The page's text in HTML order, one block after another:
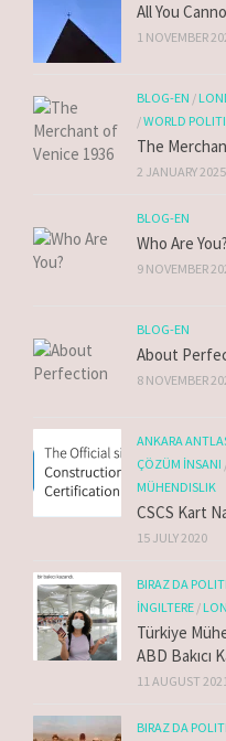
All You
1 NOVEMBER
BLOG-EN /
/WORLD
The
2 JANUARY 2025
BLOG-EN
Who Are You?
9 NOVEMBER
BLOG-EN
About
8 NOVEMBER
ANKARA
ÇÖZÜM İNSANI
MÜHENDISLIK
CSCS Kart
15 JULY 2020
BIRAZ DA
İNGILTERE /
Türkiye
ABD Bakıcı
11 AUGUST
BIRAZ DA